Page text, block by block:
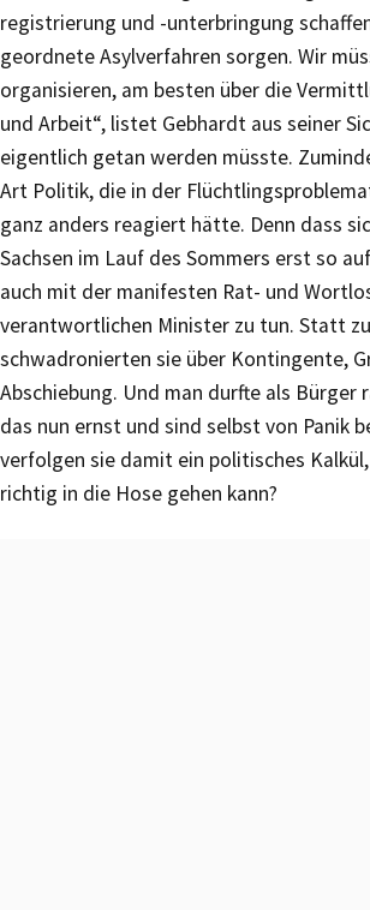
registrierung und -unterbringung
geordnete Asylverfahren sorgen. Wir
organisieren, am besten über die
und Arbeit“, listet Gebhardt aus seiner
eigentlich getan werden müsste.
Art Politik, die in der
ganz anders reagiert hätte. Denn dass
Sachsen im Lauf des Sommers erst so
auch mit der manifesten Rat- und
verantwortlichen Minister zu tun. Statt
schwadronierten sie über Kontingente,
Abschiebung. Und man durfte als Bürger
das nun ernst und sind selbst von Panik
verfolgen sie damit ein politisches
richtig in die Hose gehen kann?